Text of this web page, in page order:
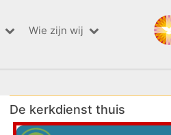
Wie zijn wij
De kerkdienst thuis